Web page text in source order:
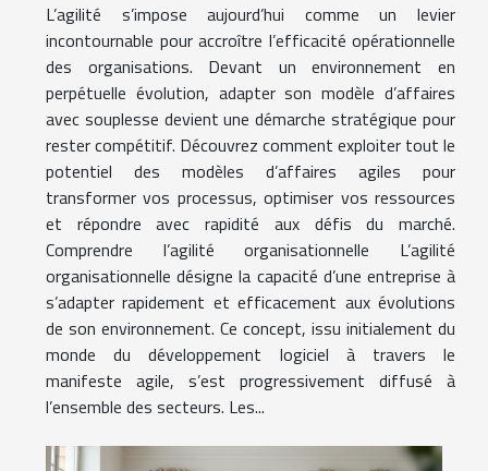
L’agilité s’impose aujourd’hui comme un levier
incontournable pour accroître l’efficacité opérationnelle
des organisations. Devant un environnement en
perpétuelle évolution, adapter son modèle d’affaires
avec souplesse devient une démarche stratégique pour
rester compétitif. Découvrez comment exploiter tout le
potentiel des modèles d’affaires agiles pour
transformer vos processus, optimiser vos ressources
et répondre avec rapidité aux défis du marché.
Comprendre l’agilité organisationnelle L’agilité
organisationnelle désigne la capacité d’une entreprise à
s’adapter rapidement et efficacement aux évolutions
de son environnement. Ce concept, issu initialement du
monde du développement logiciel à travers le
manifeste agile, s’est progressivement diffusé à
l’ensemble des secteurs. Les...